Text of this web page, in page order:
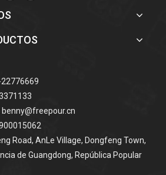
benny@freepour.cn
Road, AnLe Village, Dongfeng Town,
de Guangdong, República Popular